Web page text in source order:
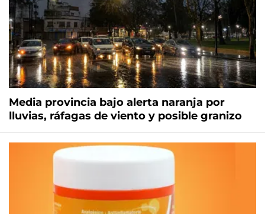
Media provincia bajo alerta naranja por
lluvias, ráfagas de viento y posible granizo